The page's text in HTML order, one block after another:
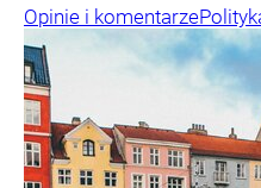
Opinie i komentarze